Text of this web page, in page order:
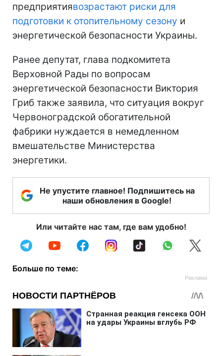
предприятиявозрастают риски для
подготовки к отопительному сезону и
энергетической безопасности Украины.
Ранее депутат, глава подкомитета
Верховной Рады по вопросам
энергетической безопасности Виктория
Гриб также заявила, что ситуация вокруг
Червоноградской обогатительной
фабрики нуждается в немедленном
вмешательстве Министерства
энергетики.
Не упустите главное! Подпишитесь на
наши обновления в Google!
Или читайте нас там, где вам удобно!
Больше по теме: